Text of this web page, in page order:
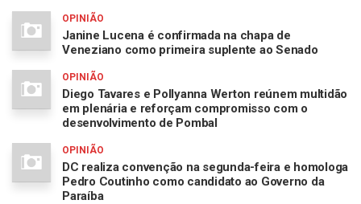
OPINIÃO
Janine Lucena é confirmada na chapa de
Veneziano como primeira suplente ao Senado
OPINIÃO
Diego Tavares e Pollyanna Werton reúnem multidão
em plenária e reforçam compromisso com o
desenvolvimento de Pombal
OPINIÃO
DC realiza convenção na segunda-feira e homologa
Pedro Coutinho como candidato ao Governo da
Paraíba